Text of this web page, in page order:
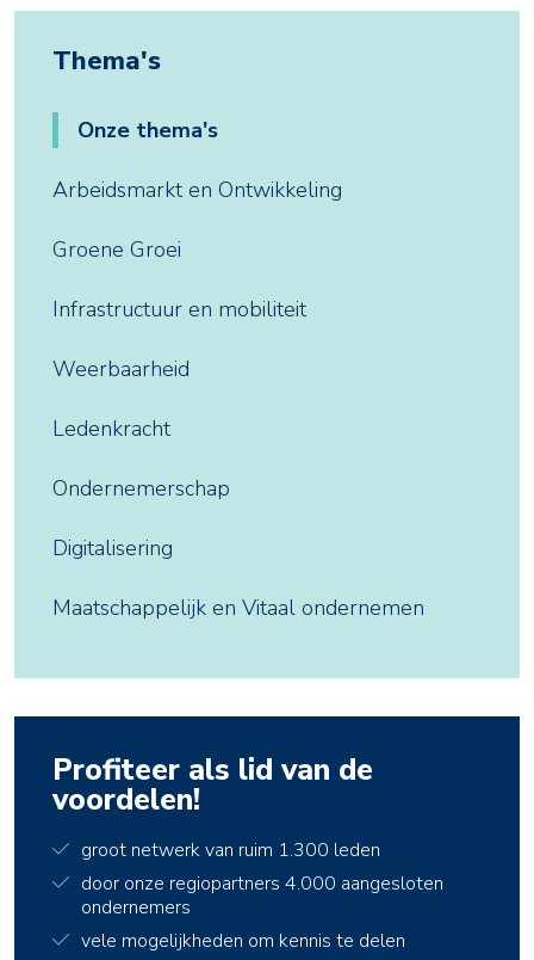
Thema's
Onze thema's
Arbeidsmarkt en Ontwikkeling
Groene Groei
Infrastructuur en mobiliteit
Weerbaarheid
Ledenkracht
Ondernemerschap
Digitalisering
Maatschappelijk en Vitaal ondernemen
Profiteer als lid van de
voordelen!
groot netwerk van ruim 1.300 leden
door onze regiopartners 4.000 aangesloten
ondernemers
vele mogelijkheden om kennis te delen